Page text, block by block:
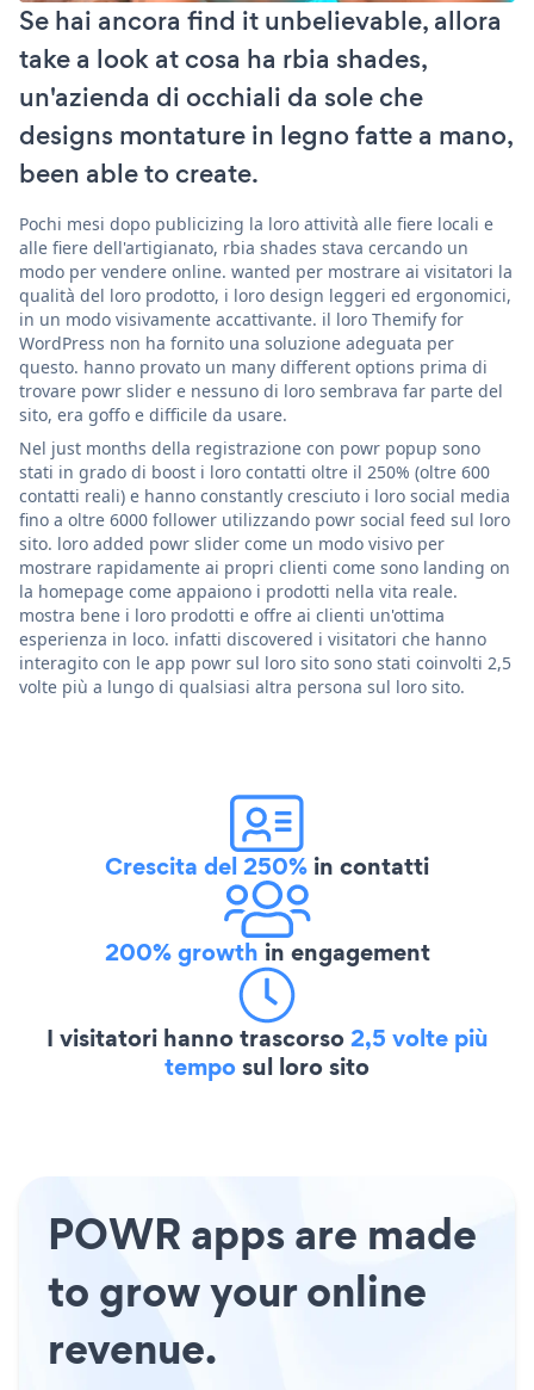
Se hai ancora find it unbelievable, allora
take a look at cosa ha rbia shades,
un'azienda di occhiali da sole che
designs montature in legno fatte a mano,
been able to create.
Pochi mesi dopo publicizing la loro attività alle fiere locali e
alle fiere dell'artigianato, rbia shades stava cercando un
modo per vendere online. wanted per mostrare ai visitatori la
qualità del loro prodotto, i loro design leggeri ed ergonomici,
in un modo visivamente accattivante. il loro Themify for
WordPress non ha fornito una soluzione adeguata per
questo. hanno provato un many different options prima di
trovare powr slider e nessuno di loro sembrava far parte del
sito, era goffo e difficile da usare.
Nel just months della registrazione con powr popup sono
stati in grado di boost i loro contatti oltre il 250% (oltre 600
contatti reali) e hanno constantly cresciuto i loro social media
fino a oltre 6000 follower utilizzando powr social feed sul loro
sito. loro added powr slider come un modo visivo per
mostrare rapidamente ai propri clienti come sono landing on
la homepage come appaiono i prodotti nella vita reale.
mostra bene i loro prodotti e offre ai clienti un'ottima
esperienza in loco. infatti discovered i visitatori che hanno
interagito con le app powr sul loro sito sono stati coinvolti 2,5
volte più a lungo di qualsiasi altra persona sul loro sito.
Crescita del 250% in contatti
200% growth in engagement
I visitatori hanno trascorso2,5 volte più
temposul loro sito
POWR apps are made
to grow your online
revenue.